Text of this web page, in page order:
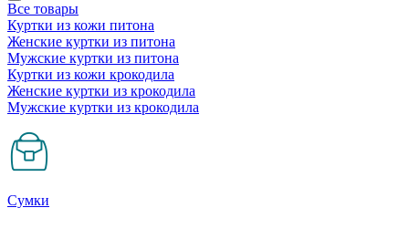
Все товары
Куртки из кожи питона
Женские куртки из питона
Мужские куртки из питона
Куртки из кожи крокодила
Женские куртки из крокодила
Мужские куртки из крокодила
Сумки